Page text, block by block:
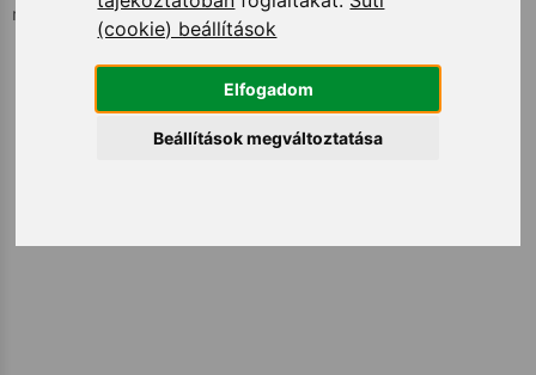
(cookie) beállítások
Elfogadom
Beállítások megváltoztatása
megélését.